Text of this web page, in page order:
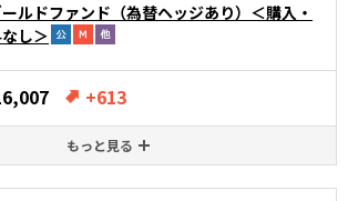
ルドファンド（為替ヘッジあり）＜購入・
し＞
+613
もっと見る